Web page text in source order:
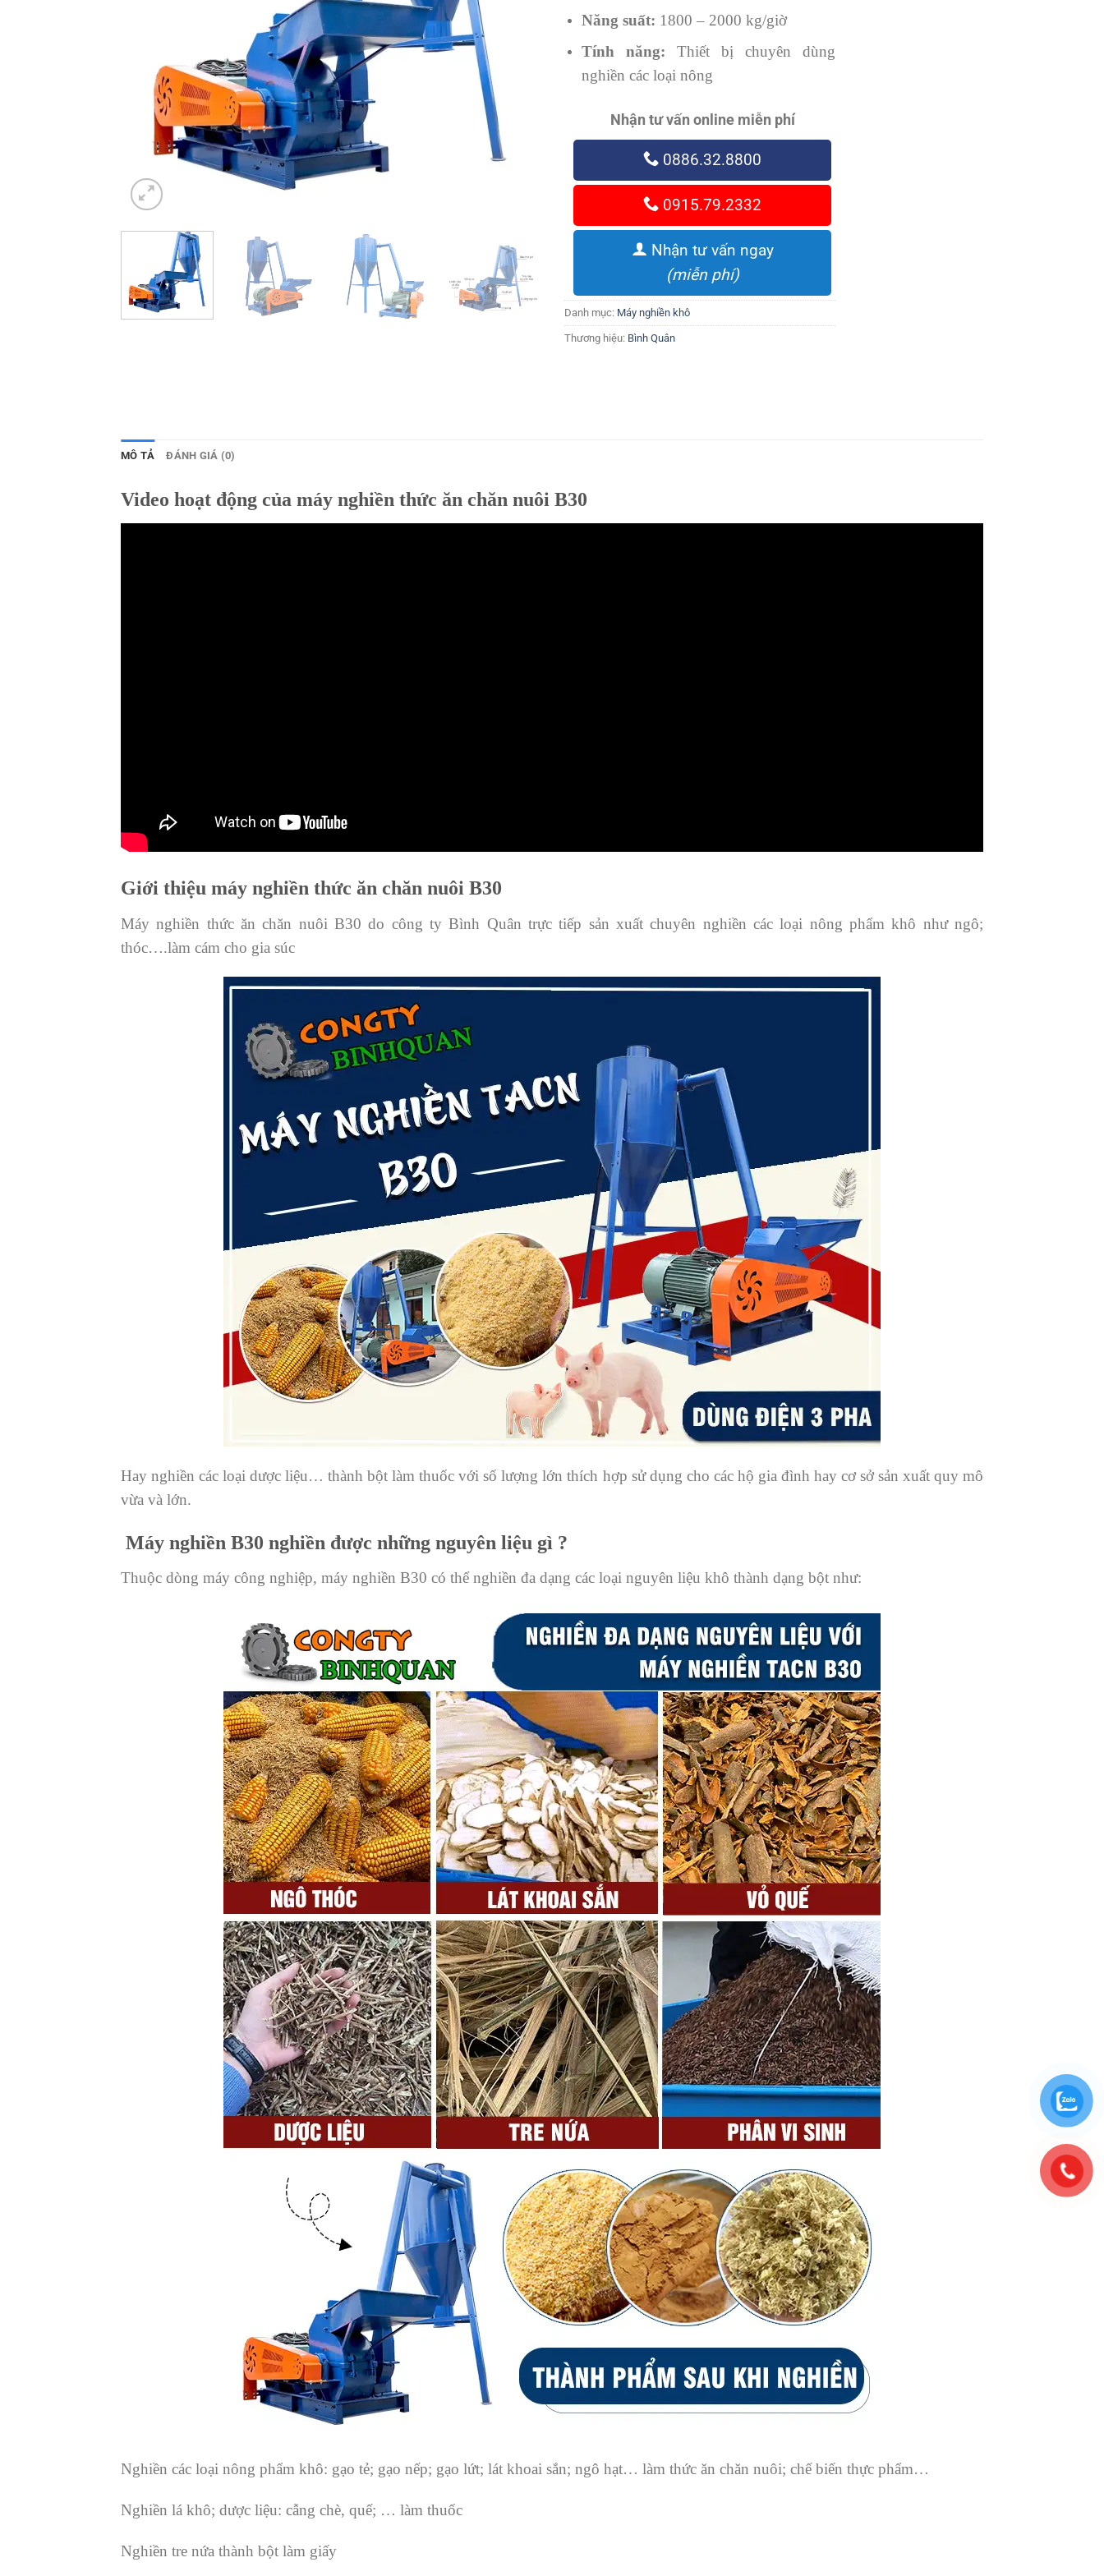
Năng suất: 1800 – 2000 kg/giờ
Tính năng: Thiết bị chuyên dùng
nghiền các loại nông
Nhận tư vấn online miễn phí
0886.32.8800
0915.79.2332
Nhận tư vấn ngay
(miễn phí)
Danh mục: Máy nghiền khô
Thương hiệu: Bình Quân
MÔ TẢ ĐÁNH GIÁ (0)
Video hoạt động của máy nghiền thức ăn chăn nuôi B30
Giới thiệu máy nghiền thức ăn chăn nuôi B30
Máy nghiền thức ăn chăn nuôi B30 do công ty Bình Quân trực tiếp sản xuất chuyên nghiền các loại nông phẩm khô như ngô;
thóc….làm cám cho gia súc
Hay nghiền các loại dược liệu… thành bột làm thuốc với số lượng lớn thích hợp sử dụng cho các hộ gia đình hay cơ sở sản xuất quy mô
vừa và lớn.
Máy nghiền B30 nghiền được những nguyên liệu gì ?
Thuộc dòng máy công nghiệp, máy nghiền B30 có thể nghiền đa dạng các loại nguyên liệu khô thành dạng bột như:
Nghiền các loại nông phẩm khô: gạo tẻ; gạo nếp; gạo lứt; lát khoai sắn; ngô hạt… làm thức ăn chăn nuôi; chế biến thực phẩm…
Nghiền lá khô; dược liệu: cẫng chè, quế; … làm thuốc
Nghiền tre nứa thành bột làm giấy